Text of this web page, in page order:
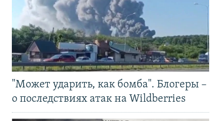
"Может ударить, как бомба". Блогеры –
о последствиях атак на Wildberries